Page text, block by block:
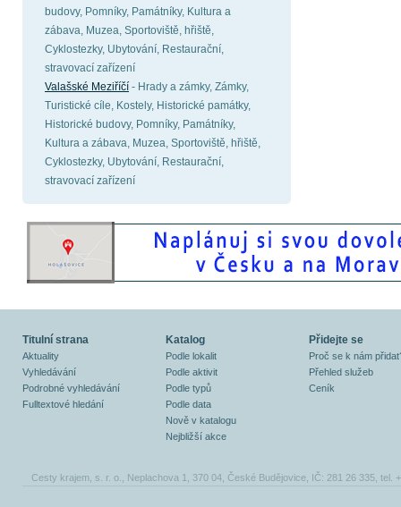
budovy, Pomníky, Památníky, Kultura a
zábava, Muzea, Sportoviště, hřiště,
Cyklostezky, Ubytování, Restaurační,
stravovací zařízení
Valašské Meziříčí - Hrady a zámky, Zámky,
Turistické cíle, Kostely, Historické památky,
Historické budovy, Pomníky, Památníky,
Kultura a zábava, Muzea, Sportoviště, hřiště,
Cyklostezky, Ubytování, Restaurační,
stravovací zařízení
Titulní strana
Aktuality
Vyhledávání
Podrobné vyhledávání
Fulltextové hledání
Katalog
Podle lokalit
Podle aktivit
Podle typů
Podle data
Nově v katalogu
Nejbližší akce
Přidejte se
Proč se k nám
Přehled služeb
Ceník
Cesty krajem, s. r. o., Neplachova 1, 370 04, České Budějovice, IČ: 281 26 335, tel.